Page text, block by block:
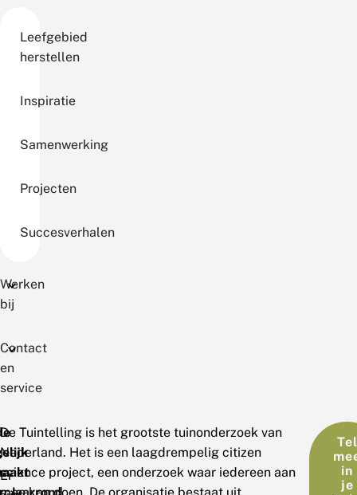
Leefgebied
herstellen
Inspiratie
Samenwerking
Projecten
Succesverhalen
Werken
bij
Contact
en
service
Jaarrond
Er
De Tuintelling is het grootste tuinonderzoek van
Nederland. Het is een laagdrempelig citizen
science project, een onderzoek waar iedereen aan
mee kan doen. De organisatie bestaat uit
Tel
in
je